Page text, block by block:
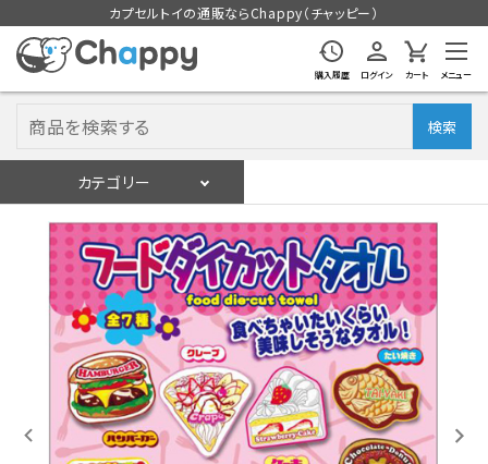
カプセルトイの通販ならChappy（チャッピー）
購入履歴 ログイン カート メニュー
検索
カテゴリー
ログイン 会員登録
入荷スケジュールをチェック
カプセルトイマシン本体
カプセルトイ